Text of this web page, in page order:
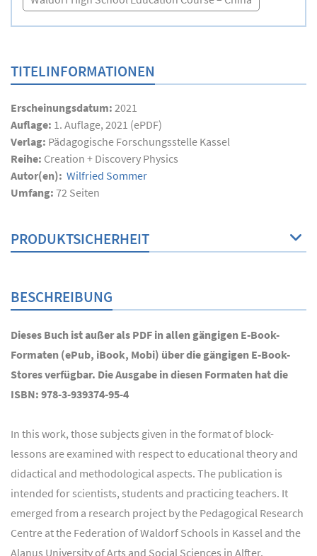
TITELINFORMATIONEN
Erscheinungsdatum: 2021
Auflage: 1. Auflage, 2021 (ePDF)
Verlag: Pädagogische Forschungsstelle Kassel
Reihe: Creation + Discovery Physics
Autor(en): Wilfried Sommer
Umfang: 72 Seiten
PRODUKTSICHERHEIT
BESCHREIBUNG
Dieses Buch ist außer als PDF in allen gängigen E-Book-
Formaten (ePub, iBook, Mobi) über die gängigen E-Book-
Stores verfügbar. Die Ausgabe in diesen Formaten hat die
ISBN: 978-3-939374-95-4
In this work, those subjects given in the format of block-
lessons are examined with respect to educational theory and
didactical and methodological aspects. The publication is
intended for scientists, students and practicing teachers. It
emerged from a research project by the Pedagogical Research
Centre at the Federation of Waldorf Schools in Kassel and the
Alanus University of Arts and Social Sciences in Alfter.